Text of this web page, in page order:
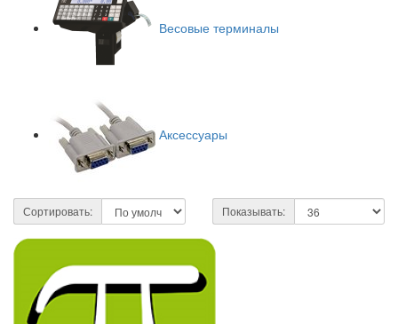
Весовые терминалы
Аксессуары
Сортировать: Показывать: